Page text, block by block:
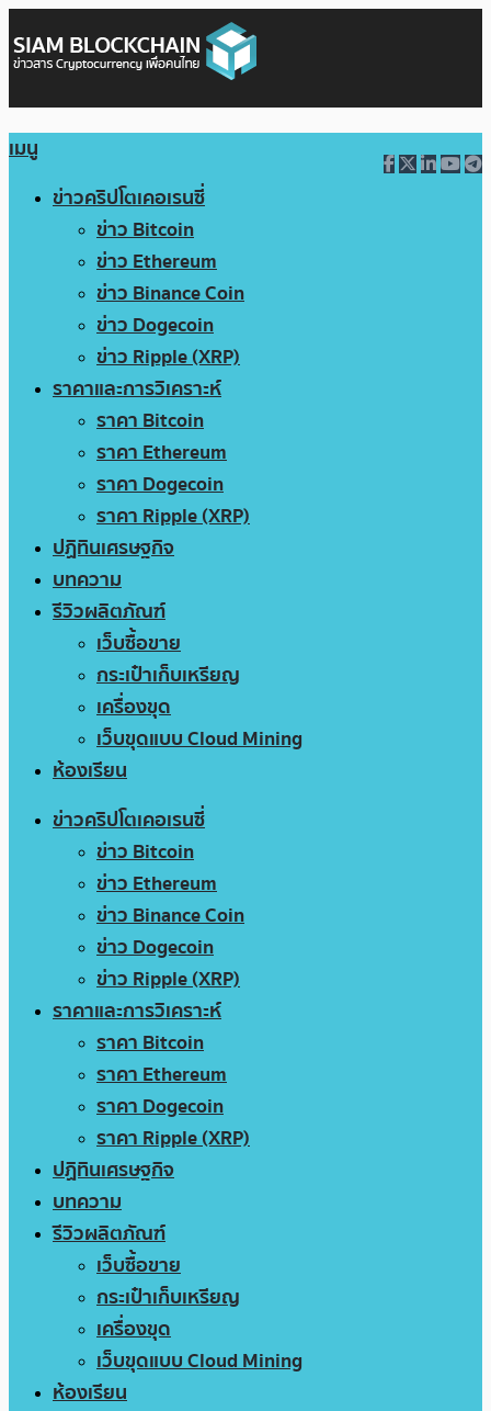
เมนู
ข่าวคริปโตเคอเรนซี่
ข่าว Bitcoin
ข่าว Ethereum
ข่าว Binance Coin
ข่าว Dogecoin
ข่าว Ripple (XRP)
ราคาและการวิเคราะห์
ราคา Bitcoin
ราคา Ethereum
ราคา Dogecoin
ราคา Ripple (XRP)
ปฏิทินเศรษฐกิจ
บทความ
รีวิวผลิตภัณฑ์
เว็บซื้อขาย
กระเป๋าเก็บเหรียญ
เครื่องขุด
เว็บขุดแบบ Cloud Mining
ห้องเรียน
ข่าวคริปโตเคอเรนซี่
ข่าว Bitcoin
ข่าว Ethereum
ข่าว Binance Coin
ข่าว Dogecoin
ข่าว Ripple (XRP)
ราคาและการวิเคราะห์
ราคา Bitcoin
ราคา Ethereum
ราคา Dogecoin
ราคา Ripple (XRP)
ปฏิทินเศรษฐกิจ
บทความ
รีวิวผลิตภัณฑ์
เว็บซื้อขาย
กระเป๋าเก็บเหรียญ
เครื่องขุด
เว็บขุดแบบ Cloud Mining
ห้องเรียน